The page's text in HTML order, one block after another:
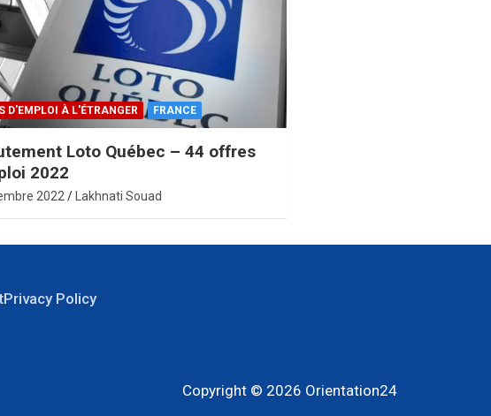
D'EMPLOI À L'ÉTRANGER FRANCE
Loto Québec – 44 offres
2022
2022 Lakhnati Souad
Privacy Policy
Copyright © 2026 Orientation24